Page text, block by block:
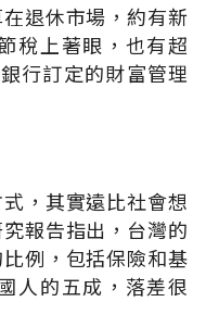
退休市場，約有新
稅上著眼，也有超
行訂定的財富管理
，其實遠比社會想
報告指出，台灣的
例，包括保險和基
人的五成，落差很